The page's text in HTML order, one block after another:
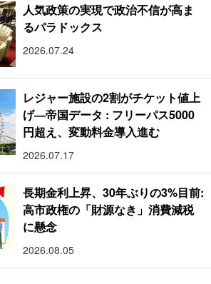
人気政策の実現で政治不信が高ま
るパラドックス
2026.07.24
レジャー施設の2割がチケット値上
げ―帝国データ : フリーパス5000
円超え、変動料金導入進む
2026.07.17
長期金利上昇、30年ぶりの3%目前:
高市政権の「財源なき」消費減税
に懸念
2026.08.05